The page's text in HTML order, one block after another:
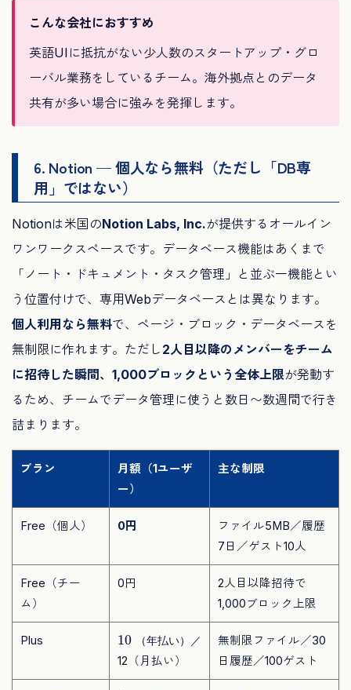
こんな会社におすすめ
英語UIに抵抗がない少人数のスタートアップ・グロ
ーバル業務をしているチーム。海外拠点とのデータ
共有が多い場合に強みを発揮します。
6. Notion — 個人なら無料（ただし「DB専
用」ではない）
Notionは米国のNotion Labs, Inc.が提供するオールイン
ワンワークスペースです。データベース機能はあくまで
「ノート・ドキュメント・タスク管理」と並ぶ一機能とい
う位置付けで、専用Webデータベースとは異なります。
個人利用なら無料で、ページ・ブロック・データベースを
無制限に作れます。ただし 2人目以降のメンバーをチーム
に招待した瞬間、1,000ブロックという全体上限が発動す
るため、チームでデータ管理に使うと数日〜数週間で行き
詰まります。
プラン
月額（1ユーザ
ー）
主な制限
Free（個人） 0円
ファイル5MB／履歴
7日／ゲスト10人
Free（チー
ム）
0円
2人目以降招待で
1,000ブロック上限
Plus
10
（年払い）／
12（月払い）
無制限ファイル／30
日履歴／100ゲスト